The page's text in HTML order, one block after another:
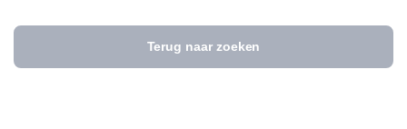
Terug naar zoeken